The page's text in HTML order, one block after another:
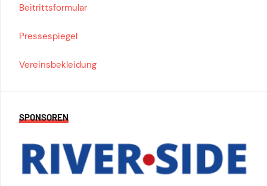
Beitrittsformular
Pressespiegel
Vereinsbekleidung
SPONSOREN